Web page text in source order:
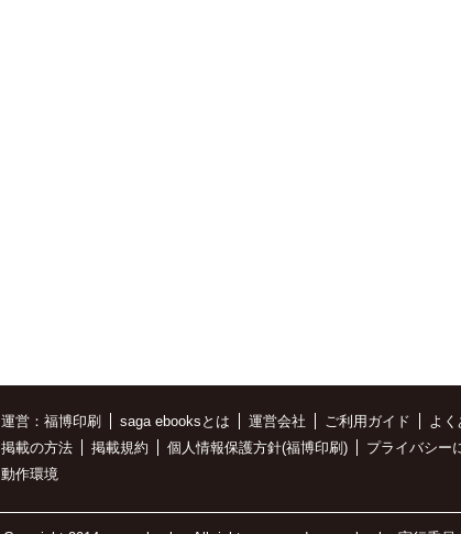
運営：福博印刷 saga ebooksとは 運営会社 ご利用ガイド よく
掲載の方法
掲載規約 個人情報保護方針(福博印刷) プライバシー
動作環境